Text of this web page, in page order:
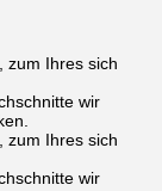
zum Ihres sich
wir
zum Ihres sich
wir